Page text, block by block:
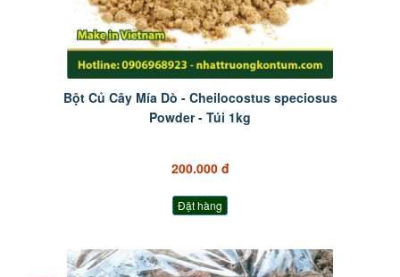
Bột Củ Cây Mía Dò - Cheilocostus speciosus
Powder - Túi 1kg
200.000 đ
Đặt hàng